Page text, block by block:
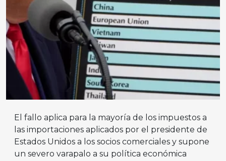
El fallo aplica para la mayoría de los impuestos a
las importaciones aplicados por el presidente de
Estados Unidos a los socios comerciales y supone
un severo varapalo a su política económica